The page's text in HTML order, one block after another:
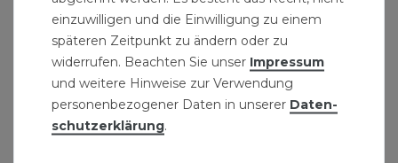
einzuwilligen und die Einwilligung zu einem
späteren Zeitpunkt zu ändern oder zu
widerrufen. Beachten Sie unser Impressum
und weitere Hinweise zur Verwendung
personenbezogener Daten in unserer Daten­
schutz­erklärung.